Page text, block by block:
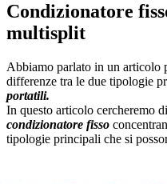
Condizionatore
multisplit
Abbiamo parlato in un articolo
differenze tra le due tipologie
portatili.
In questo articolo cercheremo
condizionatore fisso
tipologie principali che si